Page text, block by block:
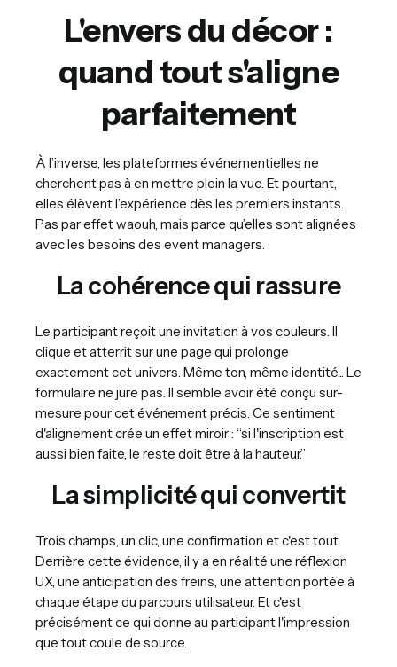
L'envers du décor :
quand tout s'aligne
parfaitement
À l’inverse, les plateformes événementielles ne
cherchent pas à en mettre plein la vue. Et pourtant,
elles élèvent l’expérience dès les premiers instants.
Pas par effet waouh, mais parce qu’elles sont alignées
avec les besoins des event managers.
La cohérence qui rassure
Le participant reçoit une invitation à vos couleurs. Il
clique et atterrit sur une page qui prolonge
exactement cet univers. Même ton, même identité... Le
formulaire ne jure pas. Il semble avoir été conçu sur-
mesure pour cet événement précis. Ce sentiment
d'alignement crée un effet miroir : “si l'inscription est
aussi bien faite, le reste doit être à la hauteur.”
La simplicité qui convertit
Trois champs, un clic, une confirmation et c'est tout.
Derrière cette évidence, il y a en réalité une réflexion
UX, une anticipation des freins, une attention portée à
chaque étape du parcours utilisateur. Et c'est
précisément ce qui donne au participant l'impression
que tout coule de source.